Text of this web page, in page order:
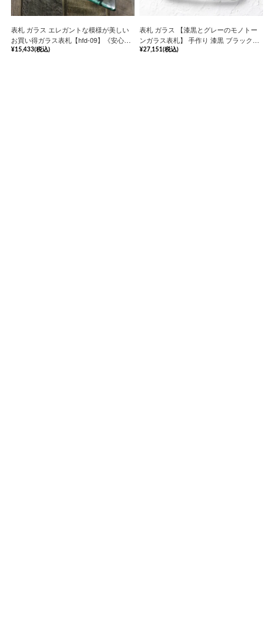
表札 ガラス エレガントな模様が美しい
お買い得ガラス表札【hfd-09】《安心の
保証書付》
¥15,433(税込)
表札 ガラス 【漆黒とグレーのモノトー
ンガラス表札】 手作り 漆黒 ブラック
【hf-315】《安心の保証書付》
¥27,151(税込)